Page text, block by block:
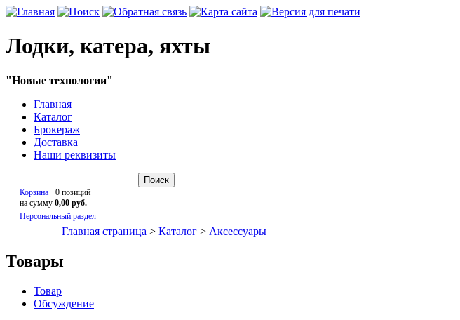
Лодки, катера, яхты
"Новые технологии"
Главная
Каталог
Брокераж
Доставка
Наши реквизиты
Поиск
Корзина
0 позиций
на сумму 0,00 руб.
Персональный раздел
Главная страница > Каталог > Аксессуары
Товары
Товар
Обсуждение